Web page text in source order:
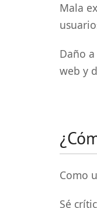
Mala
Daño
web y
Como
Sé